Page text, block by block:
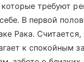
требуют
В первой
Рака. Считается,
к спокойным